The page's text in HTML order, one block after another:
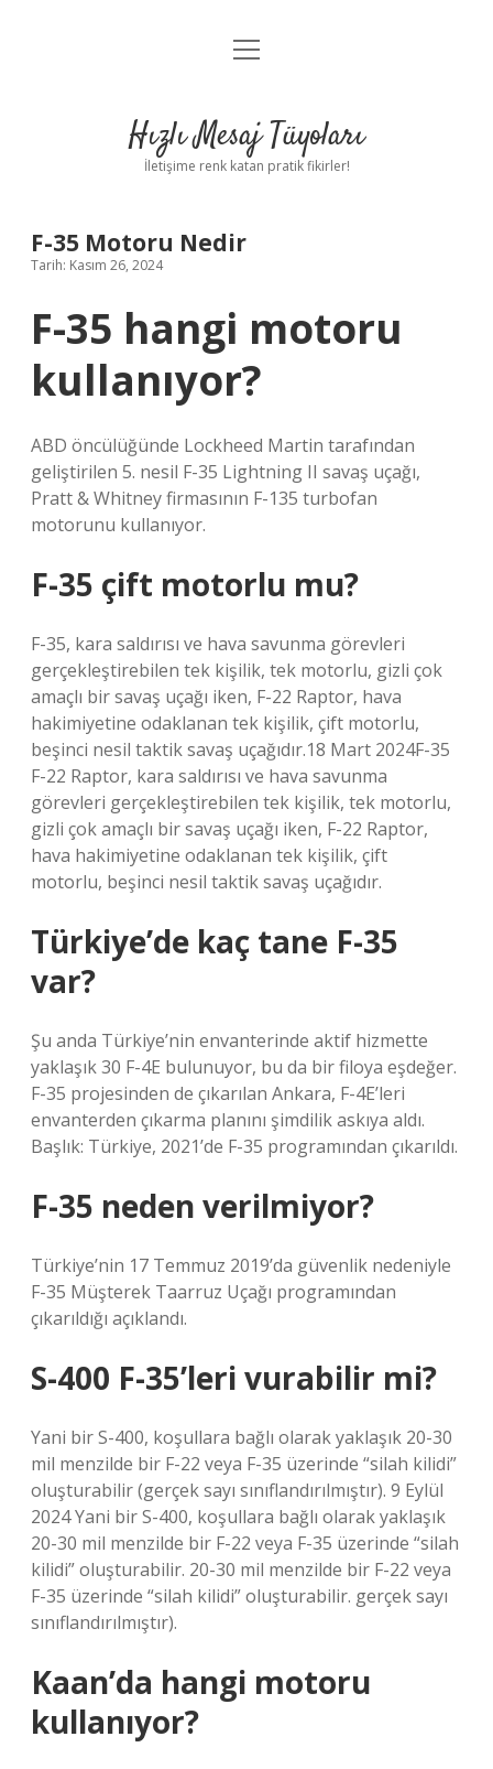
Anasayfa
Yasal Uyarı
menüyü
Hızlı Mesaj Tüyoları
İletişime renk katan pratik fikirler!
F-35 Motoru Nedir
Tarih: Kasım 26, 2024
F-35 hangi motoru
kullanıyor?
ABD öncülüğünde Lockheed Martin tarafından
geliştirilen 5. nesil F-35 Lightning II savaş uçağı,
Pratt & Whitney firmasının F-135 turbofan
motorunu kullanıyor.
F-35 çift motorlu mu?
F-35, kara saldırısı ve hava savunma görevleri
gerçekleştirebilen tek kişilik, tek motorlu, gizli çok
amaçlı bir savaş uçağı iken, F-22 Raptor, hava
hakimiyetine odaklanan tek kişilik, çift motorlu,
beşinci nesil taktik savaş uçağıdır.18 Mart 2024F-35
F-22 Raptor, kara saldırısı ve hava savunma
görevleri gerçekleştirebilen tek kişilik, tek motorlu,
gizli çok amaçlı bir savaş uçağı iken, F-22 Raptor,
hava hakimiyetine odaklanan tek kişilik, çift
motorlu, beşinci nesil taktik savaş uçağıdır.
Türkiye’de kaç tane F-35
var?
Şu anda Türkiye’nin envanterinde aktif hizmette
yaklaşık 30 F-4E bulunuyor, bu da bir filoya eşdeğer.
F-35 projesinden de çıkarılan Ankara, F-4E’leri
envanterden çıkarma planını şimdilik askıya aldı.
Başlık: Türkiye, 2021’de F-35 programından çıkarıldı.
F-35 neden verilmiyor?
Türkiye’nin 17 Temmuz 2019’da güvenlik nedeniyle
F-35 Müşterek Taarruz Uçağı programından
çıkarıldığı açıklandı.
S-400 F-35’leri vurabilir mi?
Yani bir S-400, koşullara bağlı olarak yaklaşık 20-30
mil menzilde bir F-22 veya F-35 üzerinde “silah kilidi”
oluşturabilir (gerçek sayı sınıflandırılmıştır). 9 Eylül
2024 Yani bir S-400, koşullara bağlı olarak yaklaşık
20-30 mil menzilde bir F-22 veya F-35 üzerinde “silah
kilidi” oluşturabilir. 20-30 mil menzilde bir F-22 veya
F-35 üzerinde “silah kilidi” oluşturabilir. gerçek sayı
sınıflandırılmıştır).
Kaan’da hangi motoru
kullanıyor?